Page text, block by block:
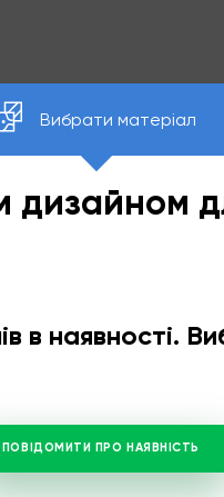
Вибрати матеріал
дизайном
в наявності.
ПОВІДОМИТИ ПРО НАЯВНІСТЬ